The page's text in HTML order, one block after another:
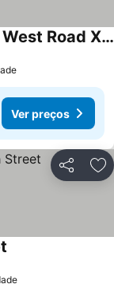
Jinjiang Inn Select (xining Wusi West Road Xinhualian Square)
Ver preços
Partilhar